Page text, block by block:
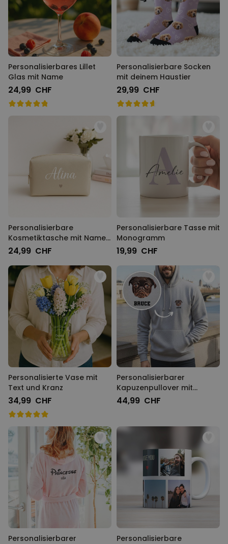
Personalisierbares Lillet
Glas mit Name
24,99 CHF
Personalisierbare Socken
mit deinem Haustier
29,99 CHF
Personalisierbare
Kosmetiktasche mit Name
und Symbol
24,99 CHF
Personalisierbare Tasse mit
Monogramm
19,99 CHF
Personalisierte Vase mit
Text und Kranz
34,99 CHF
Personalisierbarer
Kapuzenpullover mit
deinem Haustier als Comic
44,99 CHF
Personalisierbarer
Personalisierbare